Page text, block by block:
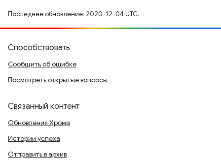
Последнее обновление: 2020-12-04 UTC.
Способствовать
Сообщить об ошибке
Посмотреть открытые вопросы
Связанный контент
Обновления Хрома
Истории успеха
Отправить в архив